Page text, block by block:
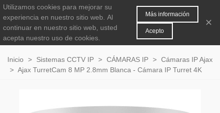
0
Inicio > Sistemas CCTV IP > CÁMARAS IP > Cámaras IP Ajax
> Ajax TurretCam 8 MP 2.8mm Blanca - Cámara IP Turret 4K
Utilizamos cookies para mejorar su
experiencia en nuestro sitio web. Al
continuar en nuestro sitio web, usted
acepta nuestro uso de cookies.
Más información
Acepto
×